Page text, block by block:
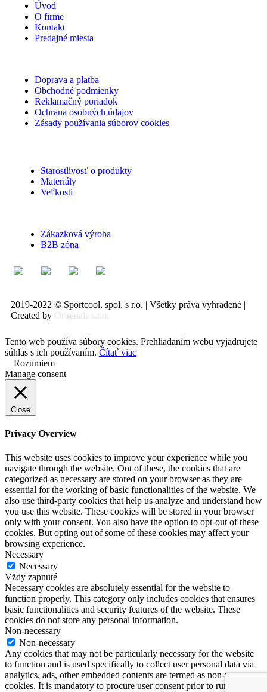
Úvod
O firme
Kontakt
Predajné miesta
Doprava a platba
Obchodné podmienky
Reklamačný poriadok
Ochrana osobných údajov
Zásady používania súborov cookies
Starostlivosť o produkty
Materiály
Veľkosti
Zákazková výroba
B2B zóna
2019-2022 © Sportcool, spol. s r.o. | Všetky práva vyhradené |
Created by Originals s.r.o.
Tento web používa súbory cookies. Prehliadaním webu vyjadrujete
súhlas s ich používaním. Čítať viac
Rozumiem
Manage consent
Close
Privacy Overview
This website uses cookies to improve your experience while you
navigate through the website. Out of these, the cookies that are
categorized as necessary are stored on your browser as they are
essential for the working of basic functionalities of the website. We
also use third-party cookies that help us analyze and understand how
you use this website. These cookies will be stored in your browser
only with your consent. You also have the option to opt-out of these
cookies. But opting out of some of these cookies may affect your
browsing experience.
Necessary
Necessary
Vždy zapnuté
Necessary cookies are absolutely essential for the website to
function properly. This category only includes cookies that ensures
basic functionalities and security features of the website. These
cookies do not store any personal information.
Non-necessary
Non-necessary
Any cookies that may not be particularly necessary for the website
to function and is used specifically to collect user personal data via
analytics, ads, other embedded contents are termed as non-necessary
cookies. It is mandatory to procure user consent prior to running